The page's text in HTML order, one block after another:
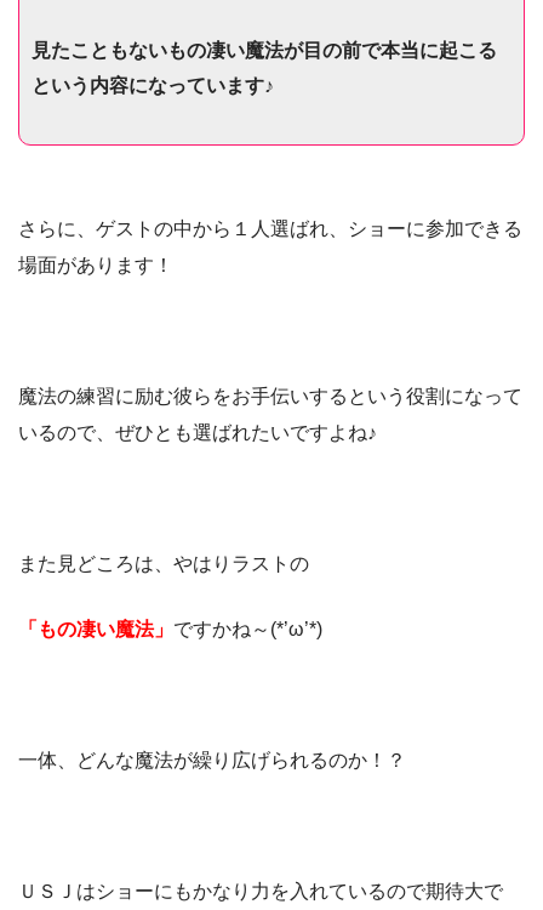
見たこともないもの凄い魔法が目の前で本当に起こる
という内容になっています♪
さらに、ゲストの中から１人選ばれ、ショーに参加できる
場面があります！
魔法の練習に励む彼らをお手伝いするという役割になって
いるので、ぜひとも選ばれたいですよね♪
また見どころは、やはりラストの
「もの凄い魔法」 ですかね～(*’ω’*)
一体、どんな魔法が繰り広げられるのか！？
ＵＳＪはショーにもかなり力を入れているので期待大で